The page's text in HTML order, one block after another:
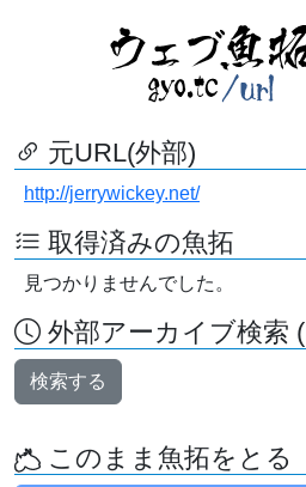
元URL(外部)
http://jerrywickey.net/
取得済みの魚拓
見つかりませんでした。
外部アーカイブ検索 (
検索する
このまま魚拓をとる